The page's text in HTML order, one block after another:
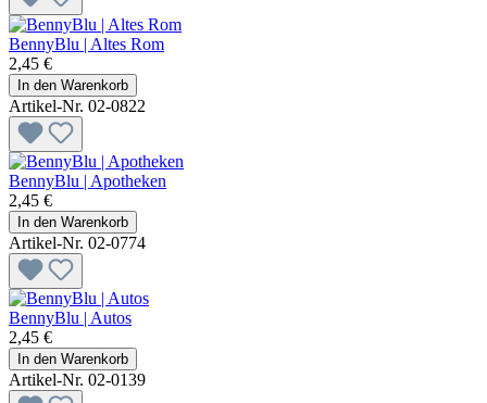
BennyBlu | Altes Rom
2,45 €
In den Warenkorb
Artikel-Nr. 02-0822
BennyBlu | Apotheken
2,45 €
In den Warenkorb
Artikel-Nr. 02-0774
BennyBlu | Autos
2,45 €
In den Warenkorb
Artikel-Nr. 02-0139